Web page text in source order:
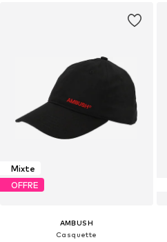
Mixte
OFFRE
AMBUSH
Casquette